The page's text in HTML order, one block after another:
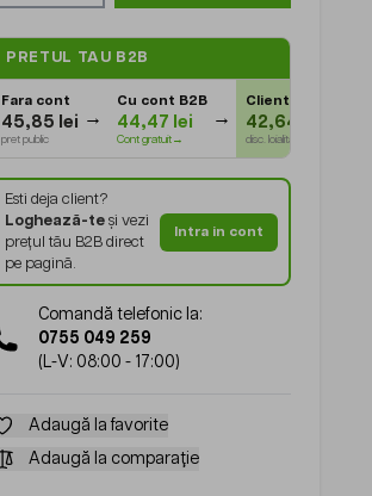
PRETUL TAU B2B
Fara cont
45,85 lei
pret public
Cu cont B2B
44,47 lei
Cont gratuit→
Client Gold
42,64 lei
disc. loialitate
Esti deja client?
Loghează-teși vezi
prețul tău B2B direct
pe pagină.
Intra in cont
Comandă telefonic la:
0755 049 259
(L-V: 08:00 - 17:00)
Adaugă la favorite
Adaugă la comparație